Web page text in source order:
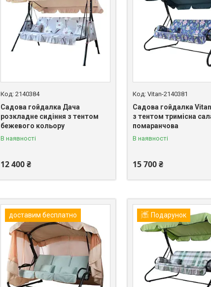
2140384
Садова гойдалка Дача
розкладне сидіння з тентом
бежевого кольору
В наявності
12 400 ₴
Vitan-2140381
Садова гойдалка
з тентом тримісна
помаранчова
В наявності
15 700 ₴
доставим бесплатно Подарунок